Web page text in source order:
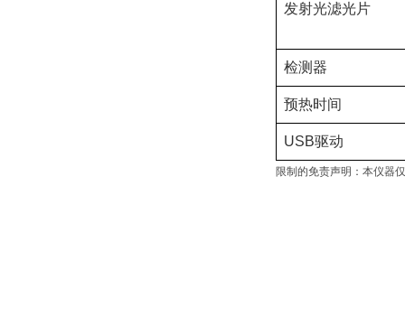
发射光滤光片
检测器
预热时间
USB驱动
限制的免责声明：本仪器